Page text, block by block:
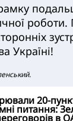
роботи.
Україні!
20-
питання:
в